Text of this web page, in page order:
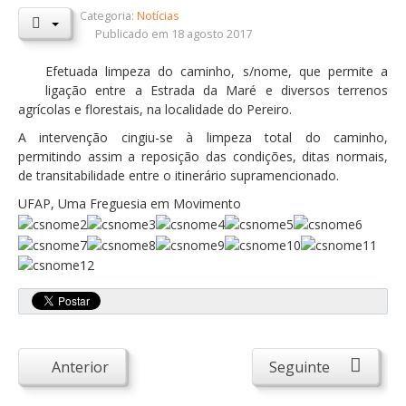
Orçamentos / PPI / PPA
DESTAQUES
Notícias
ZêzereTV
SERVIÇOS
Abastecimento de Água
Roturas e Leituras
Qualidade da Água
Categoria:Notícias
Publicado em 18 agosto 2017
Efetuada limpeza do caminho, s/nome, que permite a
ligação entre a Estrada da Maré e diversos terrenos
agrícolas e florestais, na localidade do Pereiro.
A intervenção cingiu-se à limpeza total do caminho,
permitindo assim a reposição das condições, ditas normais,
de transitabilidade entre o itinerário supramencionado.
UFAP, Uma Freguesia em Movimento
Anterior Seguinte